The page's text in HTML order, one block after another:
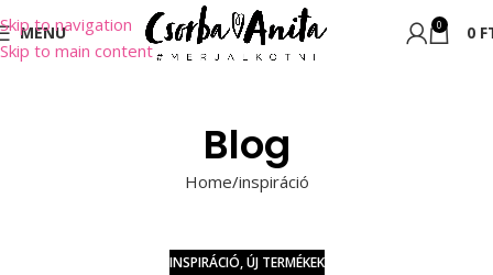
Skip to navigation
Skip to main content
MENU 0 0
Blog
Home inspiráció
INSPIRÁCIÓ,ÚJ TERMÉKEK